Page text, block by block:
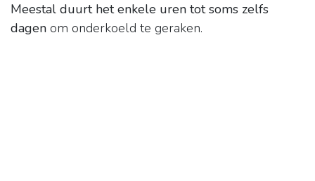
Meestal duurt het enkele uren tot soms zelfs
dagen om onderkoeld te geraken.